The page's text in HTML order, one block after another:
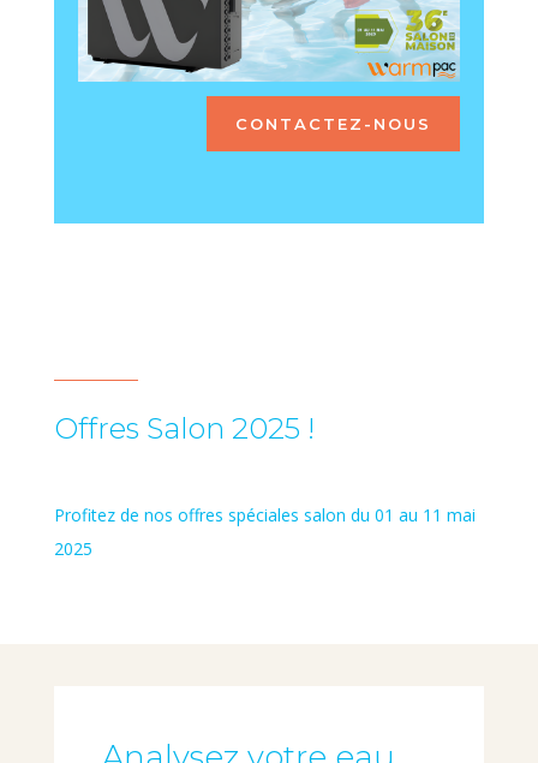
CONTACTEZ-NOUS
Offres Salon 2025 !
Profitez de nos offres spéciales salon du 01 au 11 mai
2025